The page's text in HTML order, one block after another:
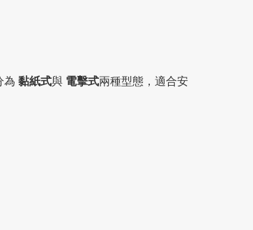
為 黏紙式與 電擊式兩種型態，適合安